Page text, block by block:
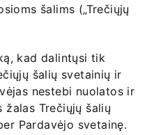
šalims („Trečiųjų
kad dalintųsi tik
šalių svetainių ir
nestebi nuolatos ir
Trečiųjų šalių
Pardavėjo svetainę.